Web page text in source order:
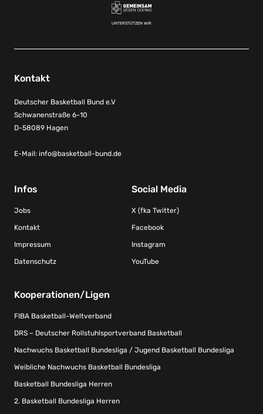
UNTERSTÜTZEN WIR
Kontakt
Deutscher Basketball Bund e.V
Schwanenstraße 6-10
D-58089 Hagen
E-Mail: info@basketball-bund.de
Infos
Jobs
Kontakt
Impressum
Datenschutz
Social Media
X (fka Twitter)
Facebook
Instagram
YouTube
Kooperationen/Ligen
FIBA Basketball-Weltverband
DRS – Deutscher Rollstuhlsportverband Basketball
Nachwuchs Basketball Bundesliga / Jugend Basketball Bundesliga
Weibliche Nachwuchs Basketball Bundesliga
Basketball Bundesliga Herren
2. Basketball Bundesliga Herren